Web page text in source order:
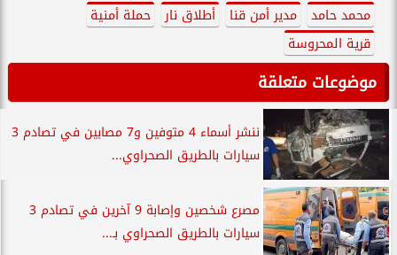
محمد حامد مدير أمن قنا أطلاق نار
حملة أمنية
قرية المحروسة
موضوعات متعلقة
ننشر أسماء 4 متوفين و7 مصابين في تصادم 3
سيارات بالطريق الصحراوي...
مصرع شخصين وإصابة 9 آخرين في تصادم 3
سيارات بالطريق الصحراوي بـ...